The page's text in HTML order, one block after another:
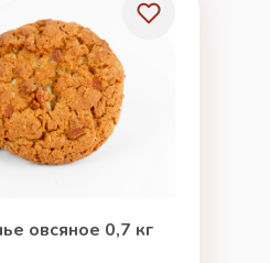
овсяное 0,7 кг